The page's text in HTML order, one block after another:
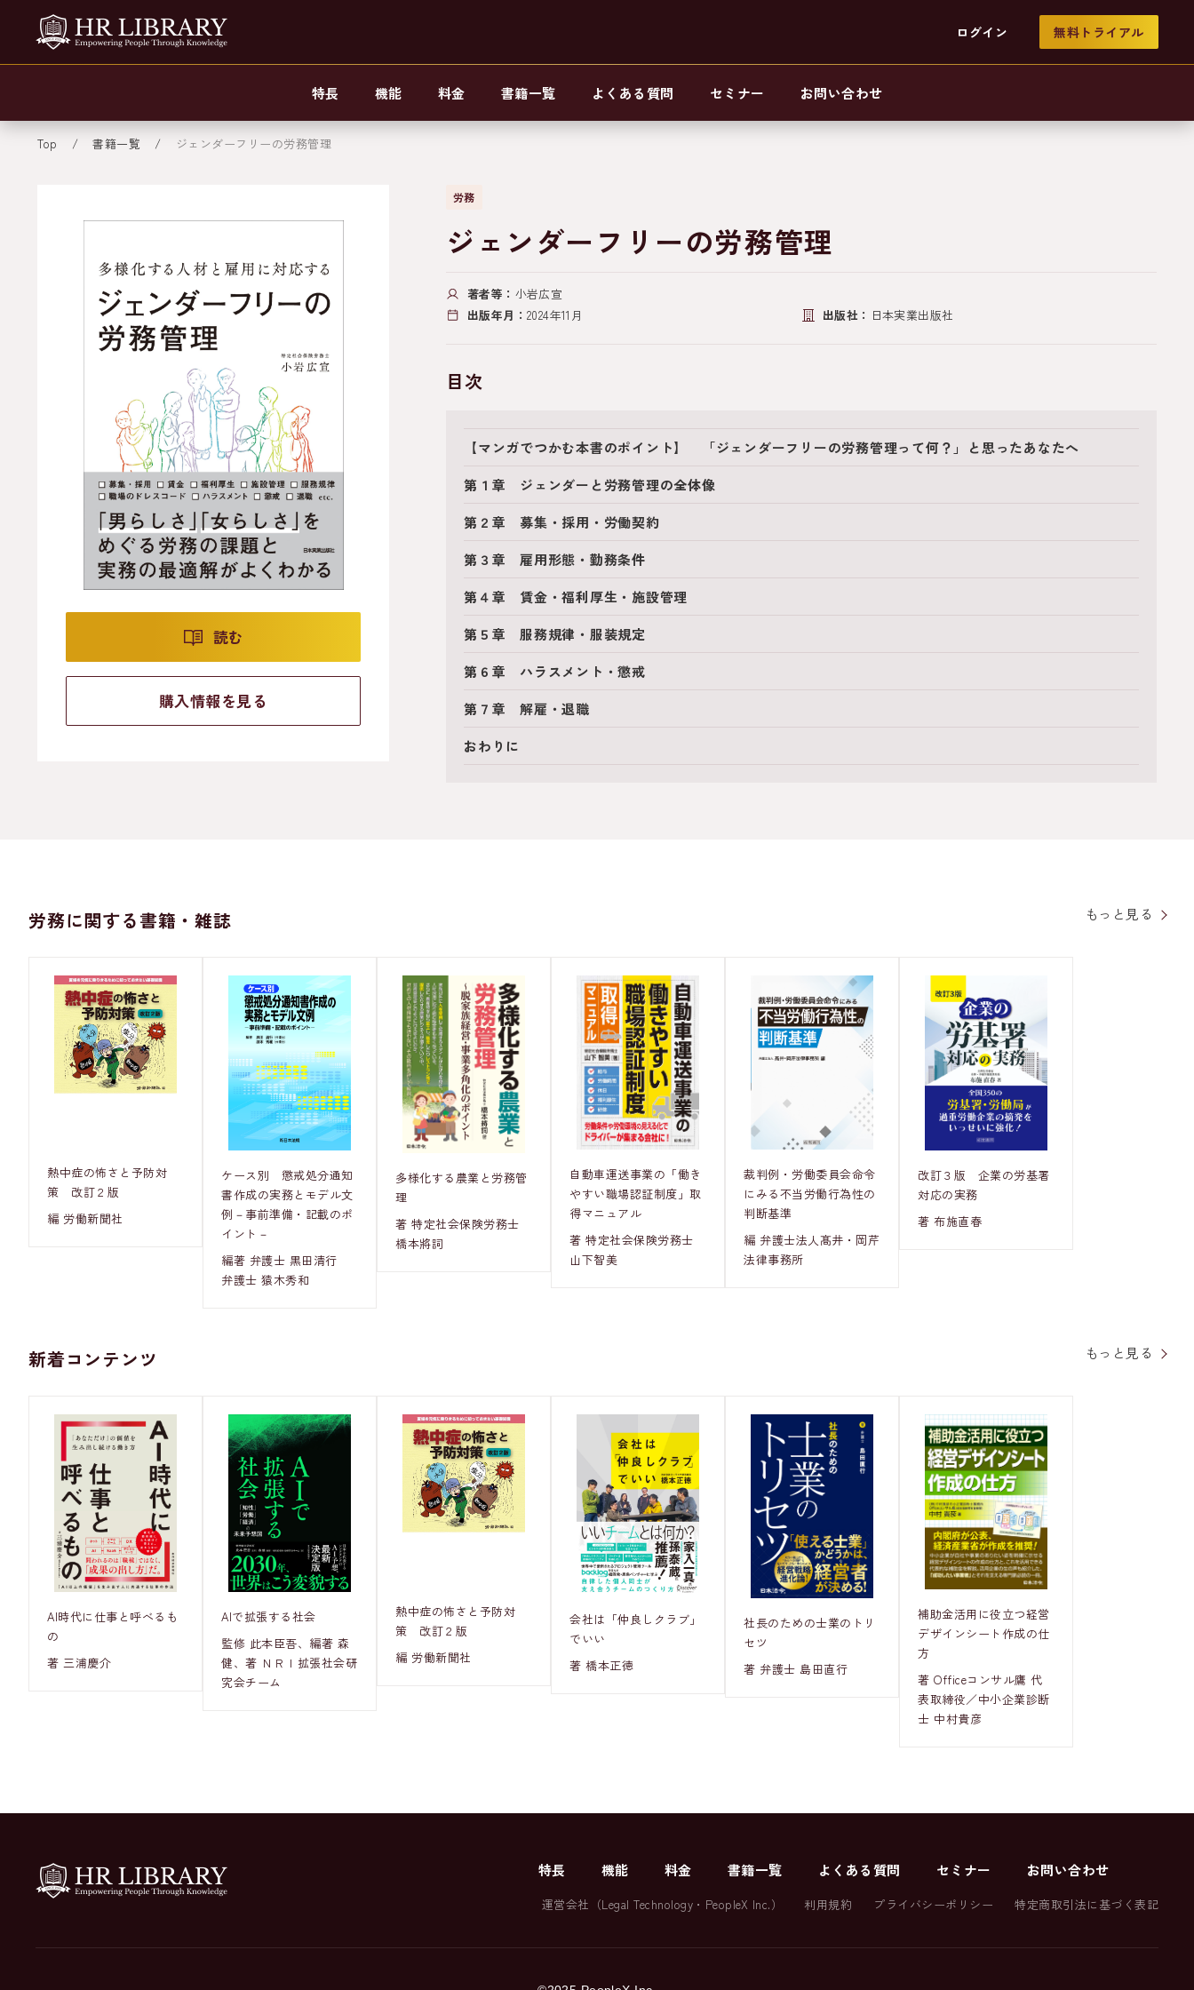
ログイン 無料トライアル
特長 機能 料金 書籍一覧 よくある質問 セミナー お問い合わせ
Top 書籍一覧 ジェンダーフリーの労務管理
読む
購入情報を見る
労務
ジェンダーフリーの労務管理
著者等： 小岩広宣
出版年月： 2024年11月 出版社： 日本実業出版社
目次
【マンガでつかむ本書のポイント】 「ジェンダーフリーの労務管理って何？」と思ったあなたへ
第１章 ジェンダーと労務管理の全体像
第２章 募集・採用・労働契約
第３章 雇用形態・勤務条件
第４章 賃金・福利厚生・施設管理
第５章 服務規律・服装規定
第６章 ハラスメント・懲戒
第７章 解雇・退職
おわりに
労務に関する書籍・雑誌 もっと見る
熱中症の怖さと予防対
策 改訂２版
編 労働新聞社
ケース別 懲戒処分通知
書作成の実務とモデル文
例－事前準備・記載のポ
イント－
編著 弁護士 黒田清行
弁護士 猿木秀和
多様化する農業と労務管
理
著 特定社会保険労務士
橋本將詞
自動車運送事業の「働き
やすい職場認証制度」取
得マニュアル
著 特定社会保険労務士
山下智美
裁判例・労働委員会命令
にみる不当労働行為性の
判断基準
編 弁護士法人髙井・岡芹
法律事務所
改訂３版 企業の労基署
対応の実務
著 布施直春
新着コンテンツ もっと見る
AI時代に仕事と呼べるも
の
著 三浦慶介
AIで拡張する社会
監修 此本臣吾、編著 森
健、著 ＮＲＩ拡張社会研
究会チーム
熱中症の怖さと予防対
策 改訂２版
編 労働新聞社
会社は「仲良しクラブ」
でいい
著 橋本正徳
社長のための士業のトリ
セツ
著 弁護士 島田直行
補助金活用に役立つ経営
デザインシート作成の仕
方
著 Officeコンサル鷹 代
表取締役／中小企業診断
士 中村貴彦
特長 機能 料金 書籍一覧 よくある質問 セミナー お問い合わせ
運営会社（Legal Technology ・ PeopleX Inc.） 利用規約 プライバシーポリシー 特定商取引法に基づく表記